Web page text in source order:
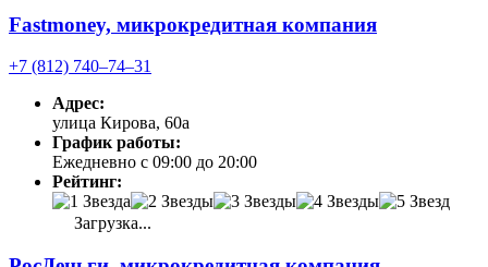
Fastmoney, микрокредитная компания
+7 (812) 740‒74‒31
Адрес:
улица Кирова, 60а
График работы:
Ежедневно с 09:00 до 20:00
Рейтинг:
Загрузка...